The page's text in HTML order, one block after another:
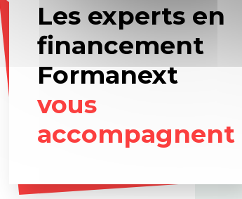
Les experts en
financement
Formanext
vous
accompagnent